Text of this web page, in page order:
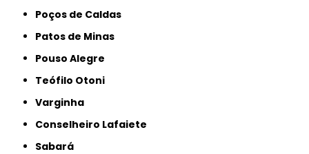
Poços de Caldas
Patos de Minas
Pouso Alegre
Teófilo Otoni
Varginha
Conselheiro Lafaiete
Sabará